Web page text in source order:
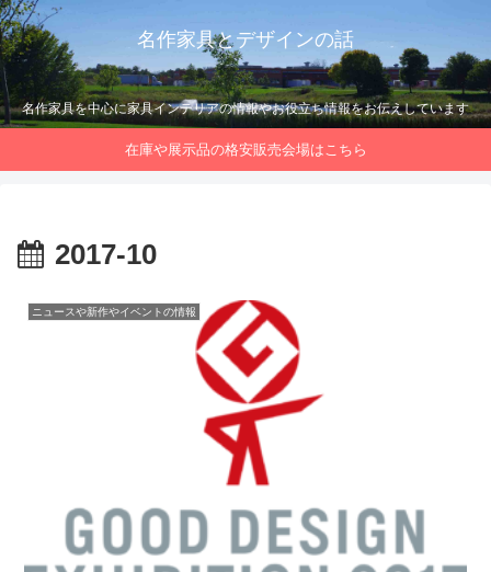
名作家具とデザインの話
名作家具を中心に家具インテリアの情報やお役立ち情報をお伝えしています
在庫や展示品の格安販売会場はこちら
2017-10
ニュースや新作やイベントの情報